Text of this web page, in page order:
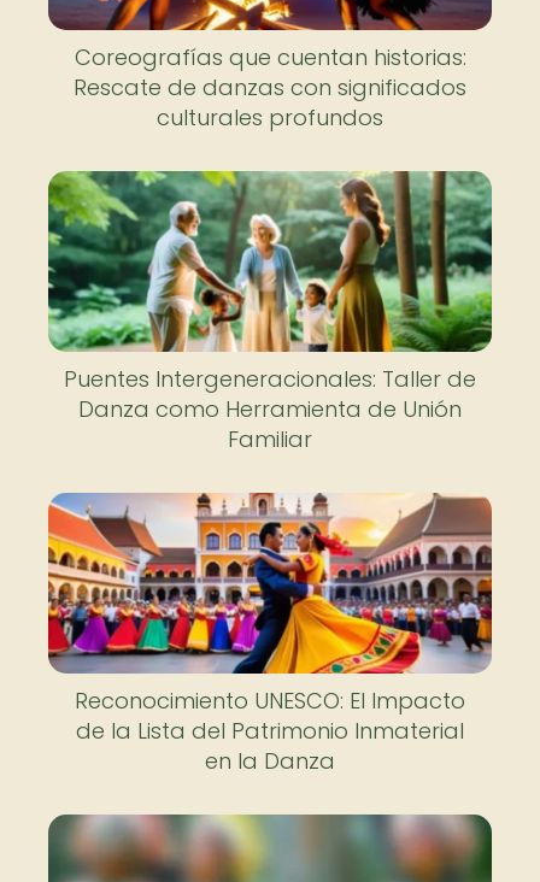
Coreografías que cuentan historias:
Rescate de danzas con significados
culturales profundos
Puentes Intergeneracionales: Taller de
Danza como Herramienta de Unión
Familiar
Reconocimiento UNESCO: El Impacto
de la Lista del Patrimonio Inmaterial
en la Danza